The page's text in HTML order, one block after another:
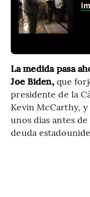
La medida pasa
Joe Biden,que
presidente de la
Kevin McCarthy,
unos días antes
deuda